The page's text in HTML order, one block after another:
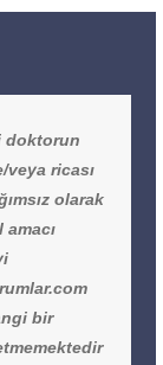
doktorun
ricası
olarak
amacı
bir